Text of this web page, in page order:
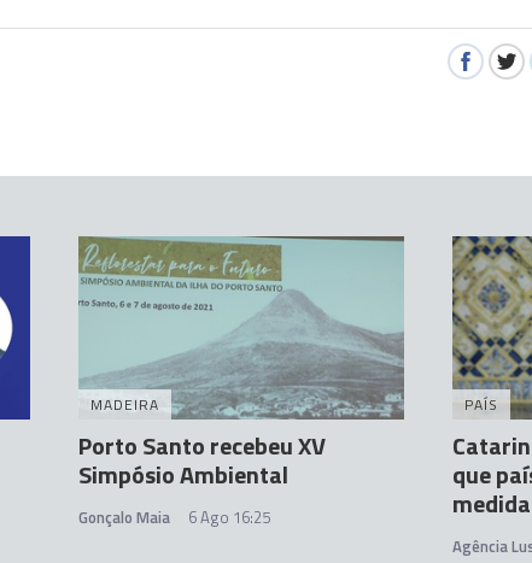
MADEIRA
Porto Santo recebeu XV
Simpósio Ambiental
Gonçalo Maia 6 Ago 16:25
PAÍS
que
Agência